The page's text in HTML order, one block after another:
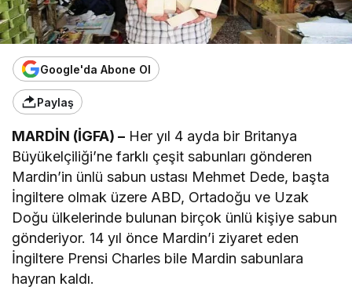
Google'da Abone Ol
Paylaş
MARDİN (İGFA) – Her yıl 4 ayda bir Britanya
Büyükelçiliği’ne farklı çeşit sabunları gönderen
Mardin’in ünlü sabun ustası Mehmet Dede, başta
İngiltere olmak üzere ABD, Ortadoğu ve Uzak
Doğu ülkelerinde bulunan birçok ünlü kişiye sabun
gönderiyor. 14 yıl önce Mardin’i ziyaret eden
İngiltere Prensi Charles bile Mardin sabunlara
hayran kaldı.